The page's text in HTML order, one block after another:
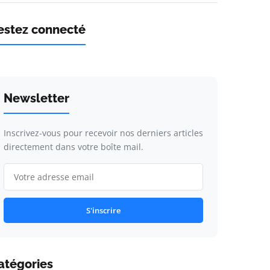
connecté
Newsletter
Inscrivez-vous pour recevoir nos derniers articles
directement dans votre boîte mail.
S'inscrire